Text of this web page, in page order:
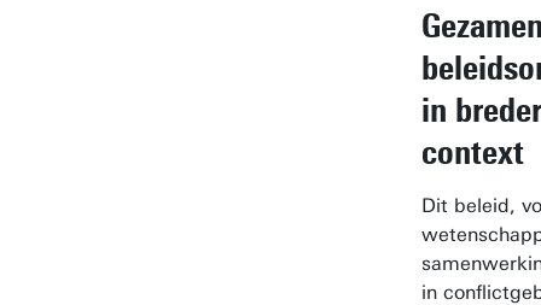
in
context
Dit beleid,
in